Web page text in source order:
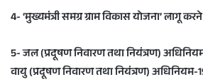
4- ‘मुख्यमंत्री समग्र ग्राम विकास योजना’ लागू
5- जल (प्रदूषण निवारण तथा नियंत्रण)
वायु (प्रदूषण निवारण तथा नियंत्रण)